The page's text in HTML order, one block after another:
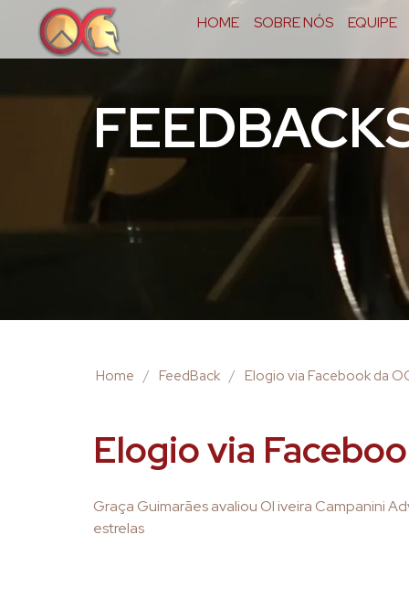
HOME SOBRE NÓS EQUIPE
Home / FeedBack / Elogio via Facebook da
Elogio via
Graça Guimarães avaliou Ol iveira Campanini
estrelas